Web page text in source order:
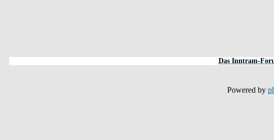
Das Inntram-
Powered by